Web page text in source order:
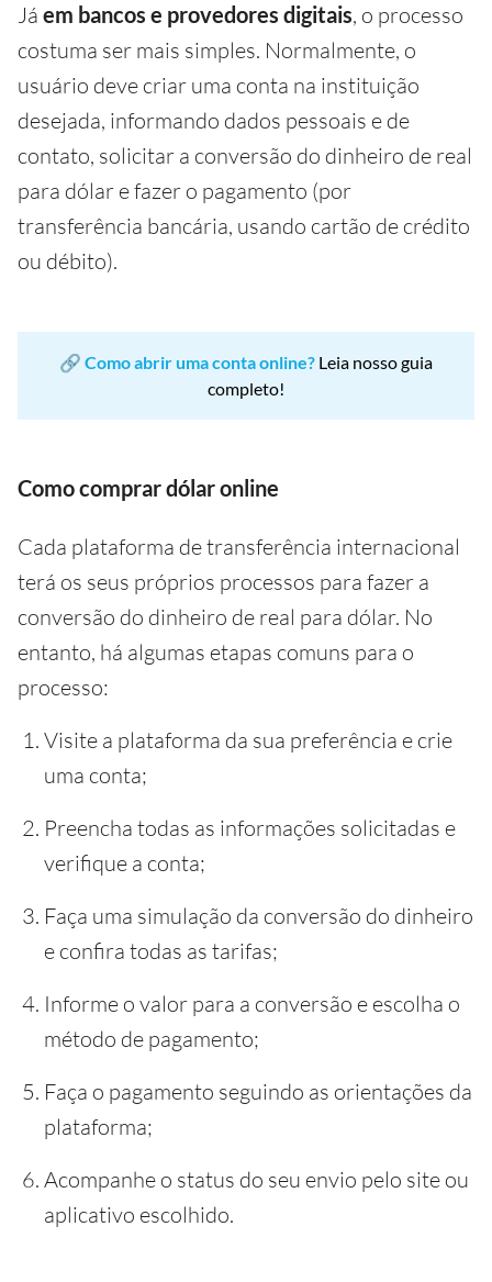
Já em bancos e provedores digitais, o processo
costuma ser mais simples. Normalmente, o
usuário deve criar uma conta na instituição
desejada, informando dados pessoais e de
contato, solicitar a conversão do dinheiro de real
para dólar e fazer o pagamento (por
transferência bancária, usando cartão de crédito
ou débito).
🔗 Como abrir uma conta online? Leia nosso guia
completo!
Como comprar dólar online
Cada plataforma de transferência internacional
terá os seus próprios processos para fazer a
conversão do dinheiro de real para dólar. No
entanto, há algumas etapas comuns para o
processo:
Visite a plataforma da sua preferência e crie
uma conta;
Preencha todas as informações solicitadas e
verifique a conta;
Faça uma simulação da conversão do dinheiro
e confira todas as tarifas;
Informe o valor para a conversão e escolha o
método de pagamento;
Faça o pagamento seguindo as orientações da
plataforma;
Acompanhe o status do seu envio pelo site ou
aplicativo escolhido.